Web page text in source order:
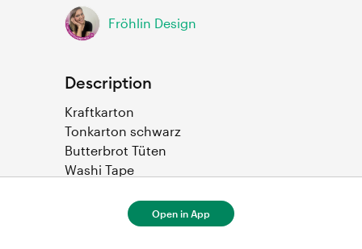
Fröhlin Design
Description
Kraftkarton
Tonkarton schwarz
Butterbrot Tüten
Washi Tape
Open in App